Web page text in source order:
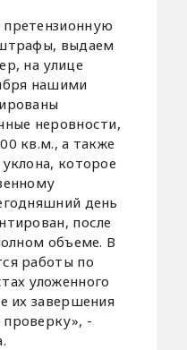
выдаем
на улице
нашими
неровности,
кв.м., а также
которое
день
после
объеме. В
работы по
уложенного
их завершения
-